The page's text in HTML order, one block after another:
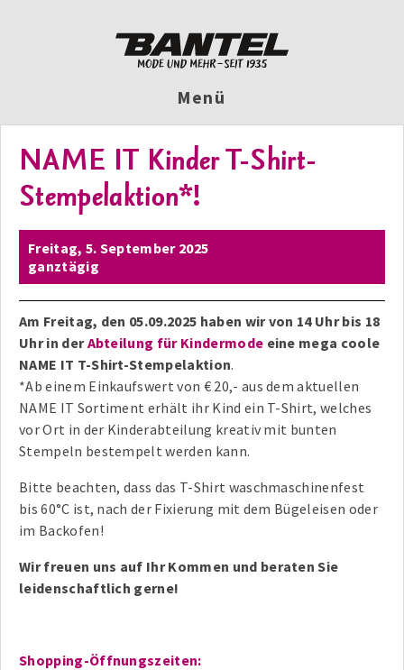
Menü
NAME IT Kinder T-Shirt-
Stempelaktion*!
Freitag, 5. September 2025
ganztägig
Am Freitag, den 05.09.2025 haben wir von 14 Uhr bis 18
Uhr in derAbteilung für Kindermode eine mega coole
NAME IT T-Shirt-Stempelaktion.
*Ab einem Einkaufswert von € 20,- aus dem aktuellen
NAME IT Sortiment erhält ihr Kind ein T-Shirt, welches
vor Ort in der Kinderabteilung kreativ mit bunten
Stempeln bestempelt werden kann.
Bitte beachten, dass das T-Shirt waschmaschinenfest
bis 60°C ist, nach der Fixierung mit dem Bügeleisen oder
im Backofen!
Wir freuen uns auf Ihr Kommen und beraten Sie
leidenschaftlich gerne!
Shopping-Öffnungszeiten: